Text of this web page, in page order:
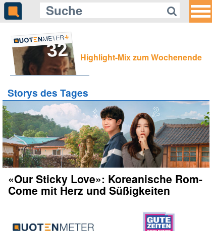
32 Highlight-Mix zum Wochenende
Storys des Tages
«Our Sticky Love»: Koreanische Rom-
Come mit Herz und Süßigkeiten